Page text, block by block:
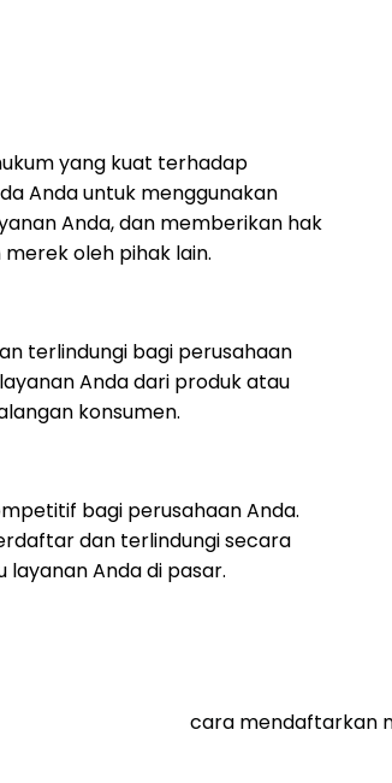
yang kuat terhadap
Anda untuk menggunakan
Anda, dan memberikan hak
oleh pihak lain.
terlindungi bagi perusahaan
Anda dari produk atau
konsumen.
bagi perusahaan Anda.
dan terlindungi secara
Anda di pasar.
cara mendaftarkan